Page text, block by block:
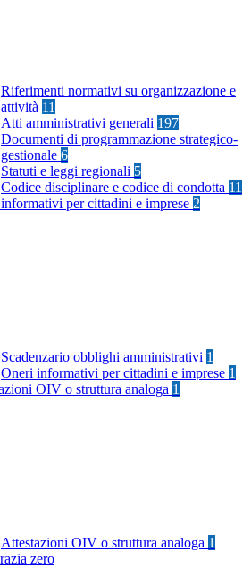
Riferimenti normativi su organizzazione e
attività 11
Atti amministrativi generali 197
Documenti di programmazione strategico-
gestionale 6
Statuti e leggi regionali 5
Codice disciplinare e codice di condotta 11
per cittadini e imprese 2
Scadenzario obblighi amministrativi 1
Oneri informativi per cittadini e imprese 1
OIV o struttura analoga 1
Attestazioni OIV o struttura analoga 1
zero